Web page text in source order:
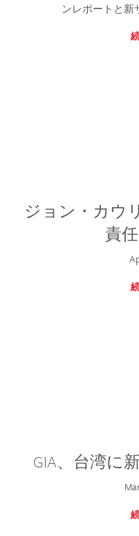
ンレポートと新
ジョン・カウ
責
GIA、台湾に